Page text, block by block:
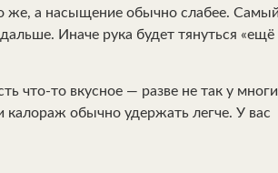
же, а насыщение обычно слабее.
Иначе рука будет тянуться «ещё
что-то вкусное — разве не так у
калораж обычно удержать легче. У вас